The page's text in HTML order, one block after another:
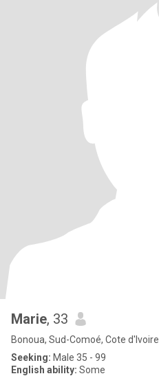
Marie, 33
Bonoua, Sud-Comoé, Cote d'Ivoire
Seeking: Male 35 - 99
English ability: Some